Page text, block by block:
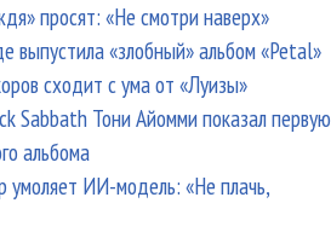
просят: «Не смотри наверх»
выпустила «злобный» альбом «Petal»
сходит с ума от «Луизы»
Sabbath Тони Айомми показал первую
альбома
умоляет ИИ-модель: «Не плачь,